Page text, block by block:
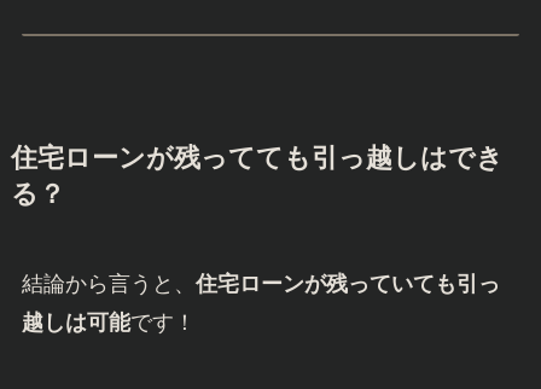
住宅ローンが残ってても引っ越しはでき
る？
結論から言うと、 住宅ローンが残っていても引っ
越しは可能です！